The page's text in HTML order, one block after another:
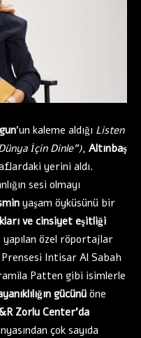
’un kaleme aldığı Listen
İçin Dinle”), Altınbaş
yerini aldı.
sesi olmayı
yaşam öyküsünü bir
ve cinsiyet eşitliği
özel röportajlar
Intisar Al Sabah
Patten gibi isimlerle
gücünü öne
Zorlu Center’da
çok sayıda